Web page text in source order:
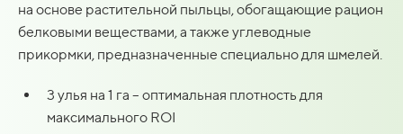
на основе растительной пыльцы, обогащающие рацион
белковыми веществами, а также углеводные
прикормки, предназначенные специально для шмелей.
3 улья на 1 га – оптимальная плотность для
максимального ROI